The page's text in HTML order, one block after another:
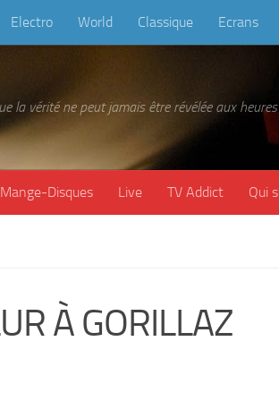
Electro World Classique Ecrans
la vérité ne peut jamais être révélée aux
Mange-Disques Live TV Addict Qui
À GORILLAZ